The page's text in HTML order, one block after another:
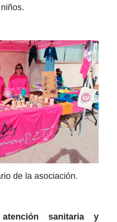
de la asociación.
sanitaria y